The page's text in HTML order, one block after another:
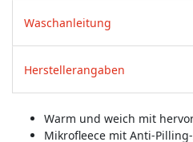
Waschanleitung
Herstellerangaben
Warm und weich mit
Mikrofleece mit Anti-